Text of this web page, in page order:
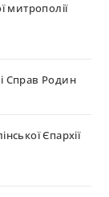
митрополії
Справ Родин
Єпархії